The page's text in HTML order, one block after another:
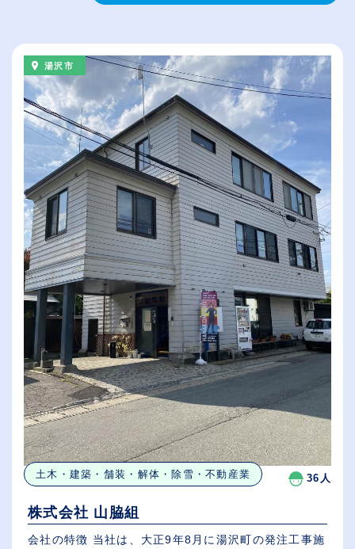
（⾼卒の給与を基準）
従業員が多い順
休日数が多い順
湯沢市
土木・建築・舗装・解体・除雪・不動産業 36人
株式会社 山脇組
会社の特徴 当社は、大正9年8月に湯沢町の発注工事施